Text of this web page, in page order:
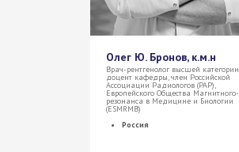
Олег Ю. Бронов, к.м.н
Врач-рентгенолог высшей категории,
доцент кафедры, член Российской
Ассоциации Радиологов (РАР),
Европейского Общества Магнитного-
резонанса в Медицине и Биологии
(ESMRMB)
Россия